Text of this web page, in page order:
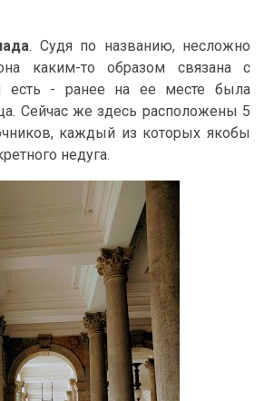
. Судя по названию, несложно
каким-то образом связана с
есть - ранее на ее месте была
Сейчас же здесь расположены 5
каждый из которых якобы
недуга.